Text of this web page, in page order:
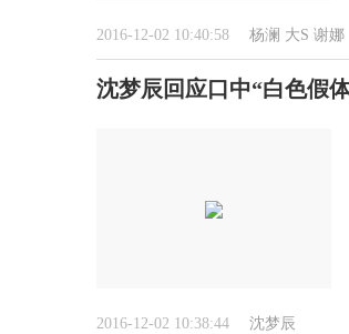
2016-12-02 10:40:58 杨澜 大S 谢娜
沈梦辰回应口中“白色假
2016-12-02 10:38:44 沈梦辰